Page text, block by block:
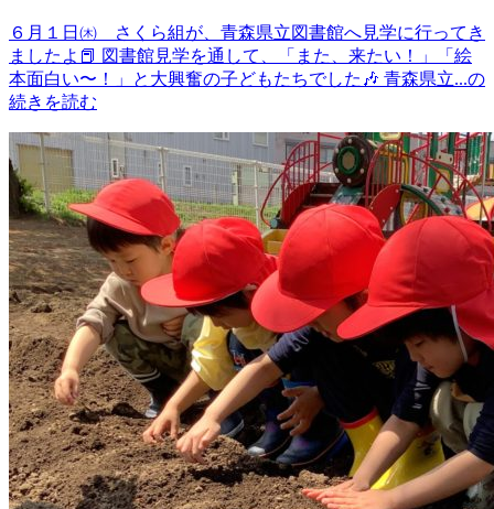
６月１日㈭ さくら組が、青森県立図書館へ見学に行ってき
ましたよ📕 図書館見学を通して、「また、来たい！」「絵
本面白い〜！」と大興奮の子どもたちでした🎶 青森県立...の
続きを読む